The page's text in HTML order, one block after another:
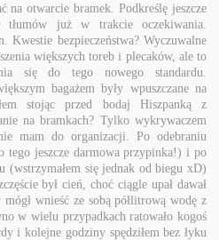
na otwarcie bramek. Podkreślę jeszcze
tłumów już w trakcie oczekiwania.
Kwestie bezpieczeństwa? Wyczuwalne
większych toreb i plecaków, ale to
się do tego nowego standardu.
bagażem były wpuszczane na
stojąc przed bodaj Hiszpanką z
na bramkach? Tylko wykrywaczem
mam do organizacji. Po odebraniu
tego jeszcze darmowa przypinka!) i po
(wstrzymałem się jednak od biegu xD)
był cień, choć ciągle upał dawał
wnieść ze sobą półlitrową wodę z
w wielu przypadkach ratowało kogoś
i kolejne godziny spędziłem bez łyku